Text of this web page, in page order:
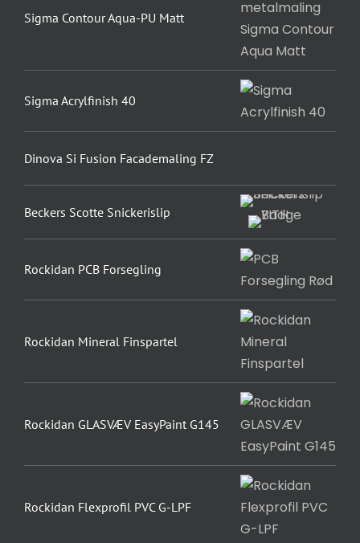
Sigma Contour Aqua-PU Matt
Sigma Acrylfinish 40
Dinova Si Fusion Facademaling FZ
Beckers Scotte Snickerislip
Rockidan PCB Forsegling
Rockidan Mineral Finspartel
Rockidan GLASVÆV EasyPaint G145
Rockidan Flexprofil PVC G-LPF